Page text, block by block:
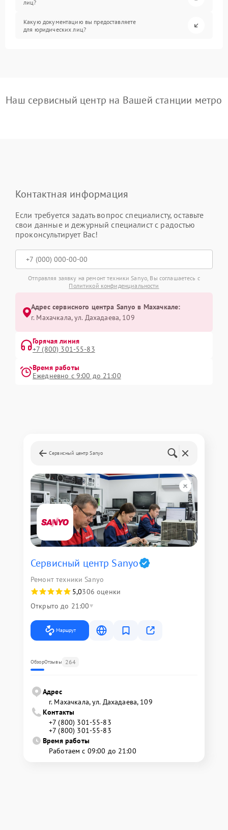
лиц?
Какую документацию вы предоставляете
для юридических лиц?
Наш сервисный центр на Вашей станции метро
Контактная информация
Если требуется задать вопрос специалисту, оставьте
свои данные и дежурный специалист с радостью
проконсультирует Вас!
Отправляя заявку на ремонт техники Sanyo, Вы соглашаетесь с
Политикой конфиденциальности
Адрес сервисного центра Sanyo в Махачкале:
г. Махачкала, ул. Дахадаева, 109
Горячая линия
+7 (800) 301-55-83
Время работы
Ежедневно с 9:00 до 21:00
Сервисный центр Sanyo
Сервисный центр Sanyo
Ремонт техники Sanyo
5,0306 оценки
Открыто до 21:00
Маршрут
ОбзорОтзывы 264
Адрес
г. Махачкала, ул. Дахадаева, 109
Контакты
+7 (800) 301-55-83
+7 (800) 301-55-83
Время работы
Работаем с 09:00 до 21:00